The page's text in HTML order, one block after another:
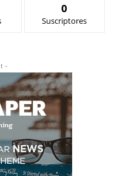
0
Suscriptores
-